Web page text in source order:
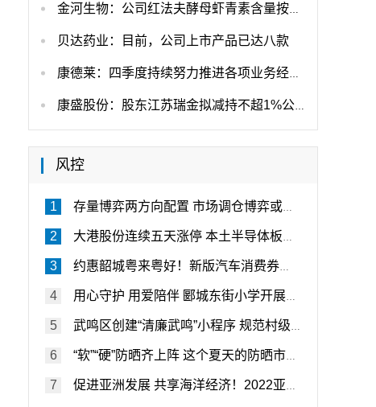
金河生物：公司红法夫酵母虾青素含量按1~1.5%、1.5%以上两种规格，依据客户需求生产
贝达药业：目前，公司上市产品已达八款
康德莱：四季度持续努力推进各项业务经营-热门
康盛股份：股东江苏瑞金拟减持不超1%公司股份_微头条
风控
存量博弈两方向配置 市场调仓博弈或将持续
大港股份连续五天涨停 本土半导体板块加速追赶黄金期
约惠韶城粤来粤好！新版汽车消费券实施细则调整
用心守护 用爱陪伴 郾城东街小学开展暑假贫困生家访活动
武鸣区创建“清廉武鸣”小程序 规范村级“小微权力”
“软”“硬”防晒齐上阵 这个夏天的防晒市场格外热闹
促进亚洲发展 共享海洋经济！2022亚洲海洋旅游发展大会举办